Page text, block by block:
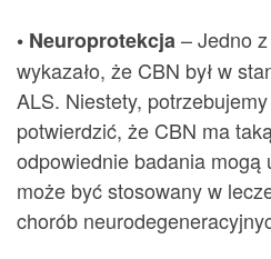
• Neuroprotekcja– Jedno
wykazało, że CBN był w
ALS. Niestety,
potwierdzić, że CBN ma
odpowiednie badania mogą
może być stosowany w
chorób